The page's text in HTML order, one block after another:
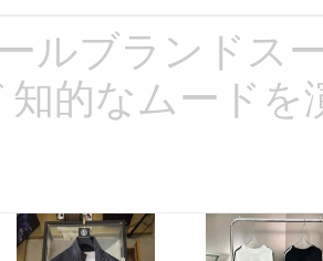
ルブランドス
知的なムード